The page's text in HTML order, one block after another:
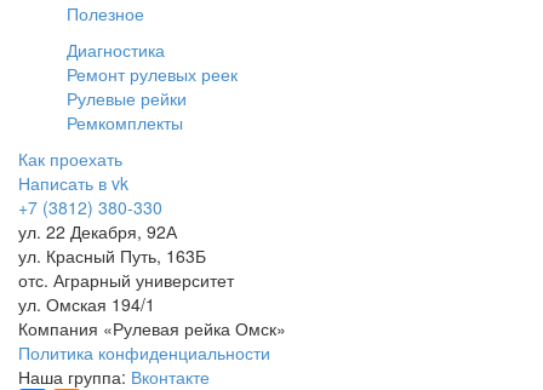
Полезное
Диагностика
Ремонт рулевых реек
Рулевые рейки
Ремкомплекты
Как проехать
Написать в vk
+7 (3812) 380-330
ул. 22 Декабря, 92А
ул. Красный Путь, 163Б
отс. Аграрный университет
ул. Омская 194/1
Компания «Рулевая рейка Омск»
Политика конфиденциальности
Наша группа: Вконтакте